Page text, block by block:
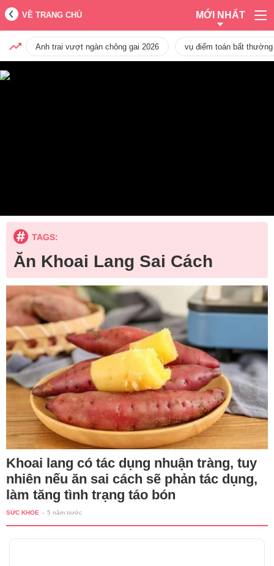
VỀ TRANG CHỦ MỚI NHẤT
Anh trai vượt ngàn chông gai 2026 vụ điểm toán bất
TAGS:
Ăn Khoai Lang Sai Cách
Khoai lang có tác dụng nhuận tràng, tuy
nhiên nếu ăn sai cách sẽ phản tác dụng,
làm tăng tình trạng táo bón
SỨC KHỎE - 5 năm trước